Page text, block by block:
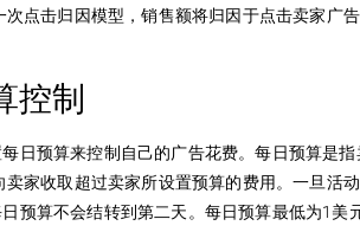
次点击归因模型，销售额将归因于点击卖家广
控制
日预算来控制自己的广告花费。每日预算是
卖家收取超过卖家所设置预算的费用。一旦活
预算不会结转到第二天。每日预算最低为1美